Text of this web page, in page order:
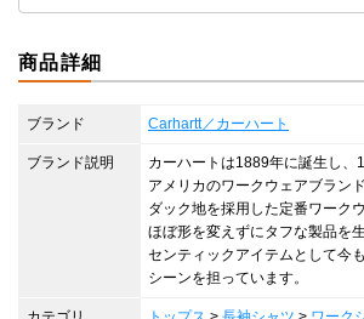
商品詳細
ブランド Carhartt／カーハート
ブランド説明
カーハートは1889年に誕生し、
アメリカのワークウェアブランド
ダック地を採用した定番ワーク
ほぼ形を変えずにタフな製品を
センティックアイテムとして今
シーンを担っています。